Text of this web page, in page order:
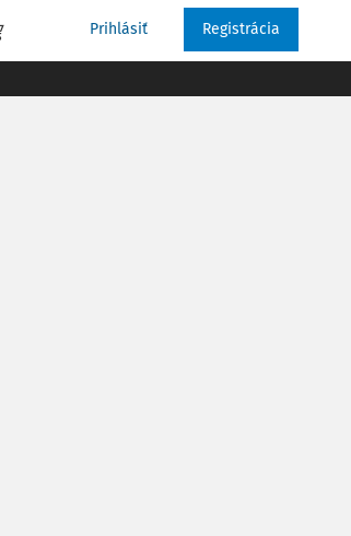
Prihlásiť Registrácia